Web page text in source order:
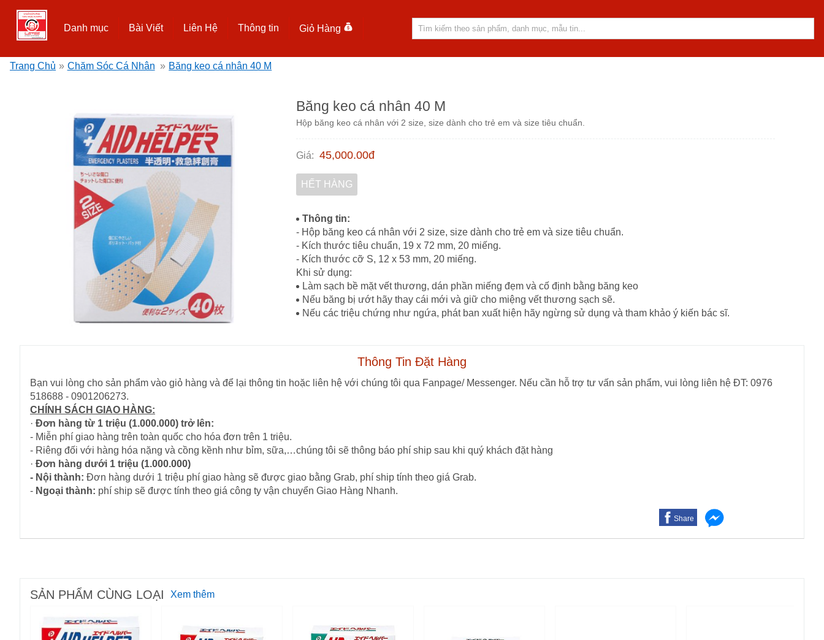
Danh mục Bài Viết Liên Hệ Thông tin Giỏ Hàng
Trang Chủ » Chăm Sóc Cá Nhân » Băng keo cá nhân 40 M
Băng keo cá nhân 40 M
Hộp băng keo cá nhân với 2 size, size dành cho trẻ em và size tiêu chuẩn.
Giá: 45,000.00đ
HẾT HÀNG
Thông tin:
- Hộp băng keo cá nhân với 2 size, size dành cho trẻ em và size tiêu chuẩn.
- Kích thước tiêu chuẩn, 19 x 72 mm, 20 miếng.
- Kích thước cỡ S, 12 x 53 mm, 20 miếng.
Khi sử dụng:
Làm sạch bề mặt vết thương, dán phần miếng đẹm và cố định bằng băng keo
Nếu băng bị ướt hãy thay cái mới và giữ cho miệng vết thương sạch sẽ.
Nếu các triệu chứng như ngứa, phát ban xuất hiện hãy ngừng sử dụng và tham khảo ý kiến bác sĩ.
Thông Tin Đặt Hàng
Bạn vui lòng cho sản phẩm vào giỏ hàng và để lại thông tin hoặc liên hệ với chúng tôi qua Fanpage/ Messenger. Nếu cần hỗ trợ tư vấn sản phẩm, vui lòng liên hệ ĐT: 0976
518688 - 0901206273.
CHÍNH SÁCH GIAO HÀNG:
· Đơn hàng từ 1 triệu (1.000.000) trở lên:
- Miễn phí giao hàng trên toàn quốc cho hóa đơn trên 1 triệu.
- Riêng đối với hàng hóa nặng và cồng kềnh như bỉm, sữa,…chúng tôi sẽ thông báo phí ship sau khi quý khách đặt hàng
· Đơn hàng dưới 1 triệu (1.000.000)
- Nội thành: Đơn hàng dưới 1 triệu phí giao hàng sẽ được giao bằng Grab, phí ship tính theo giá Grab.
- Ngoại thành: phí ship sẽ được tính theo giá công ty vận chuyển Giao Hàng Nhanh.
Share
SẢN PHẨM CÙNG LOẠI Xem thêm